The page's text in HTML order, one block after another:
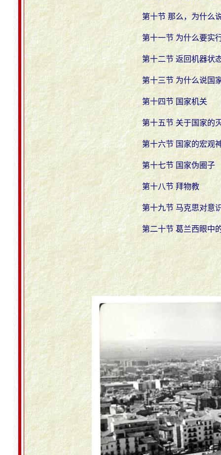
第十节 那么，为什么
第十一节 为什么要实
第十二节 返回机器状
第十三节 为什么说国
第十四节 国家机关
第十五节 关于国家的
第十六节 国家的宏观
第十七节 国家伪圈子
第十八节 拜物教
第十九节 马克思对意
第二十节 葛兰西眼中